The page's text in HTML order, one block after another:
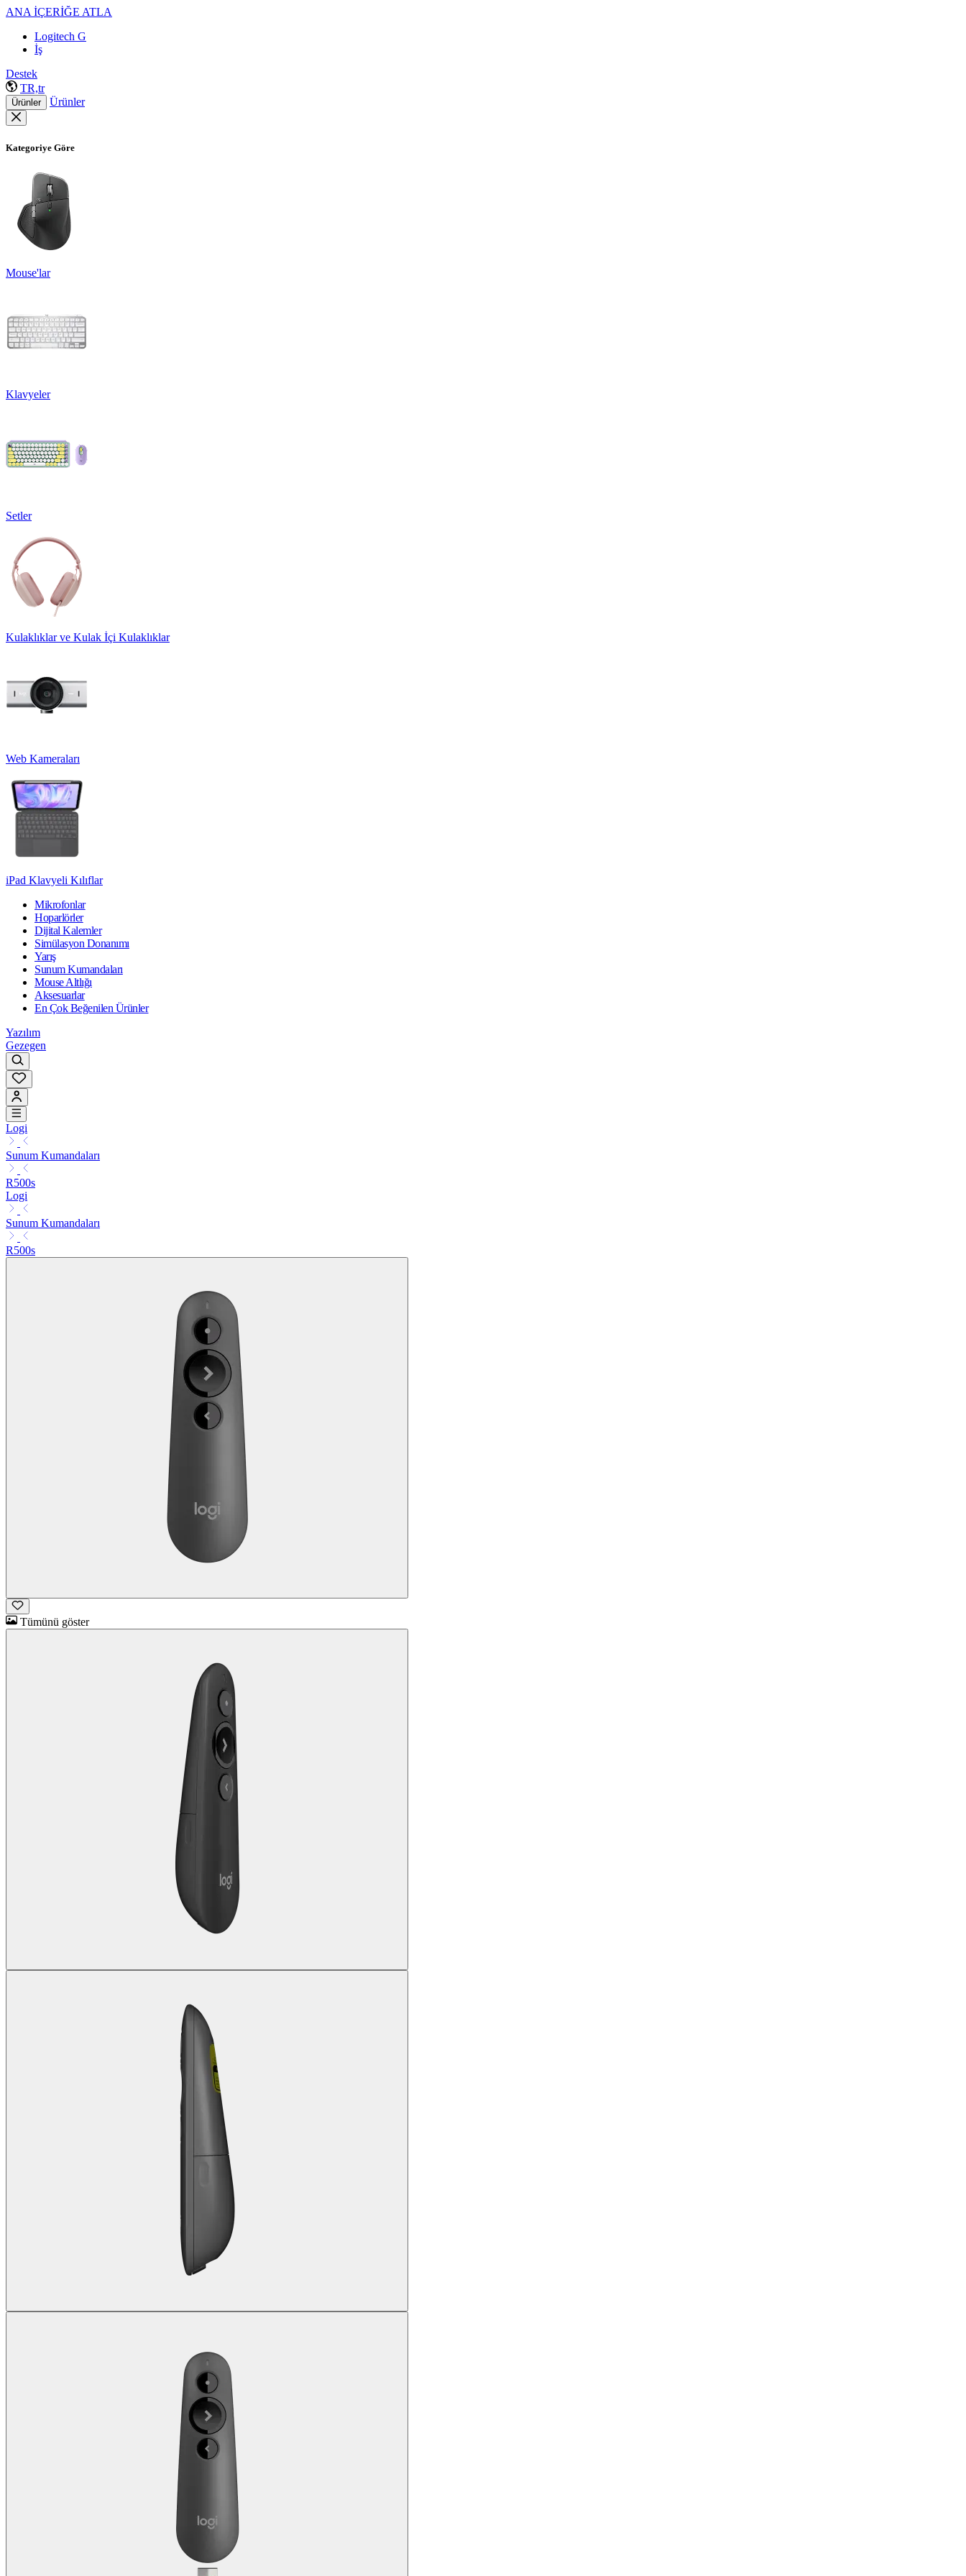
ANA İÇERİĞE ATLA
Logitech G
İş
Destek
TR,tr
Ürünler Ürünler
Kategoriye Göre
Mouse'lar
Klavyeler
Setler
Kulaklıklar ve Kulak İçi Kulaklıklar
Web Kameraları
iPad Klavyeli Kılıflar
Mikrofonlar
Hoparlörler
Dijital Kalemler
Simülasyon Donanımı
Yarış
Sunum Kumandaları
Mouse Altlığı
Aksesuarlar
En Çok Beğenilen Ürünler
Yazılım
Gezegen
Logi
Sunum Kumandaları
R500s
Logi
Sunum Kumandaları
R500s
Tümünü göster